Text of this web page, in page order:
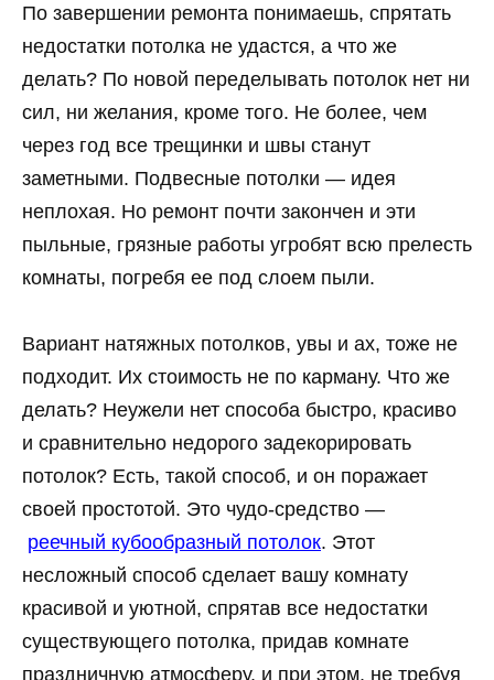
По завершении ремонта понимаешь, спрятать
недостатки потолка не удастся, а что же
делать? По новой переделывать потолок нет ни
сил, ни желания, кроме того. Не более, чем
через год все трещинки и швы станут
заметными. Подвесные потолки — идея
неплохая. Но ремонт почти закончен и эти
пыльные, грязные работы угробят всю прелесть
комнаты, погребя ее под слоем пыли.
Вариант натяжных потолков, увы и ах, тоже не
подходит. Их стоимость не по карману. Что же
делать? Неужели нет способа быстро, красиво
и сравнительно недорого задекорировать
потолок? Есть, такой способ, и он поражает
своей простотой. Это чудо-средство —
реечный кубообразный потолок. Этот
несложный способ сделает вашу комнату
красивой и уютной, спрятав все недостатки
существующего потолка, придав комнате
праздничную атмосферу, и при этом, не требуя